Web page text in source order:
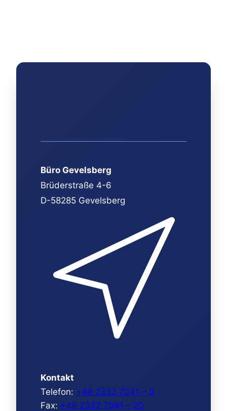
Büro Gevelsberg
Brüderstraße 4-6
D-58285 Gevelsberg
Kontakt
Telefon: +49 2332 7041 – 0
Fax: +49 2332 7041 – 20